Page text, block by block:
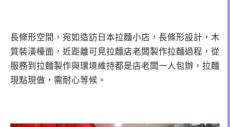
長條形空間，宛如造訪日本拉麵小店，長條形設計，木
質裝潢檯面，近距離可見拉麵店老闆製作拉麵過程，從
服務到拉麵製作與環境維持都是店老闆一人包辦，拉麵
現點現做，需耐心等候。